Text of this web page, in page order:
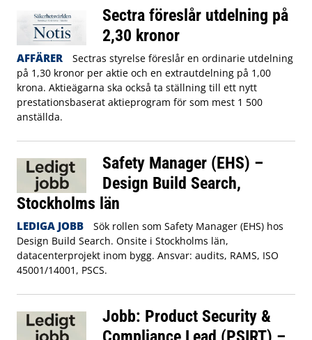
Sectra föreslår utdelning på
2,30 kronor
AFFÄRER
Sectras styrelse föreslår en ordinarie utdelning
på 1,30 kronor per aktie och en extrautdelning på 1,00
krona. Aktieägarna ska också ta ställning till ett nytt
prestationsbaserat aktieprogram för som mest 1 500
anställda.
Safety Manager (EHS) –
Design Build Search,
Stockholms län
LEDIGA JOBB
Sök rollen som Safety Manager (EHS) hos
Design Build Search. Onsite i Stockholms län,
datacenterprojekt inom bygg. Ansvar: audits, RAMS, ISO
45001/14001, PSCS.
Jobb: Product Security &
Compliance Lead (PSIRT) –